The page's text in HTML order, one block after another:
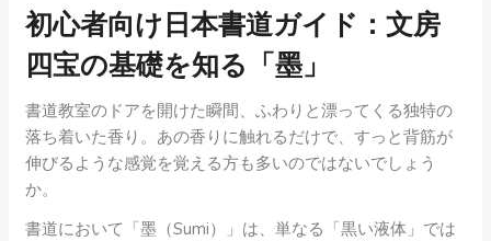
初心者向け日本書道ガイド：文房
四宝の基礎を知る「墨」
書道教室のドアを開けた瞬間、ふわりと漂ってくる独特の
落ち着いた香り。あの香りに触れるだけで、すっと背筋が
伸びるような感覚を覚える方も多いのではないでしょう
か。
書道において「墨（Sumi）」は、単なる「黒い液体」では